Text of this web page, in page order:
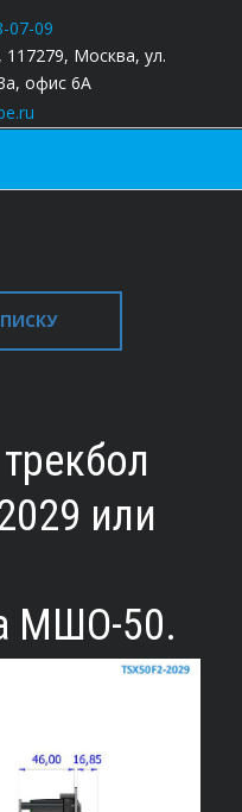
07-09
117279, Москва, ул.
, офис 6А
или
МШО-50.